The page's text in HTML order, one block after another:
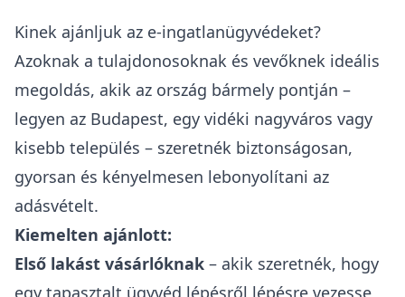
Kinek ajánljuk az e-ingatlanügyvédeket?
Azoknak a tulajdonosoknak és vevőknek ideális
megoldás, akik az ország bármely pontján –
legyen az Budapest, egy vidéki nagyváros vagy
kisebb település – szeretnék biztonságosan,
gyorsan és kényelmesen lebonyolítani az
adásvételt.
Kiemelten ajánlott:
Első lakást vásárlóknak – akik szeretnék, hogy
egy tapasztalt ügyvéd lépésről lépésre vezesse